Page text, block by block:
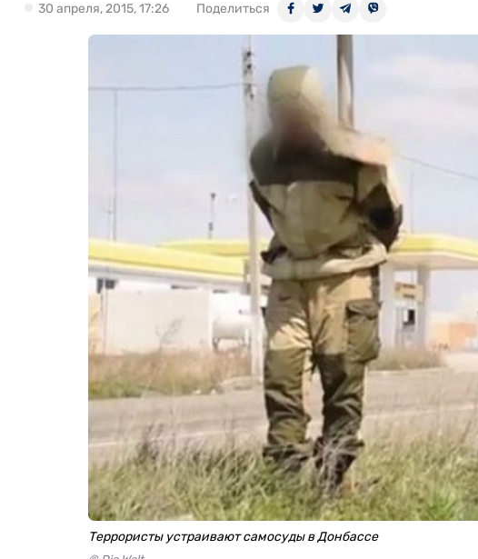
30 апреля, 2015, 17:26 Поделиться
Террористы устраивают самосуды в Донбассе